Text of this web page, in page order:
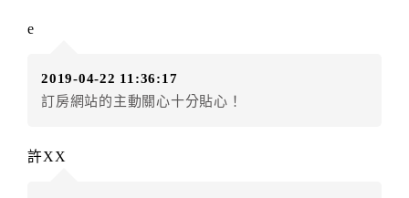
房者應補足差額。（限原訂飯店）
房者不得要求退其差額。（限原訂飯店）
額6個月
e
2019-04-22 11:36:17
訂房網站的主動關心十分貼心！
許XX